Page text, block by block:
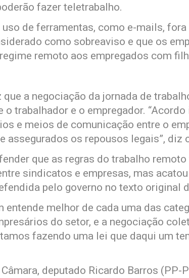
fazer teletrabalho.
de ferramentas, como e-mails,
como sobreaviso e que os
remoto aos empregados com
a negociação da jornada de
o trabalhador e o empregador.
e meios de comunicação entre o
assegurados os repousos legais”, diz
que as regras do trabalho
sindicatos e empresas, mas
pelo governo no texto original
entende melhor de cada uma das
do setor, e a negociação
fazendo uma lei que daqui um
deputado Ricardo Barros (PP-